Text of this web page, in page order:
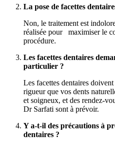
La pose de facettes
Non, le traitement est
réalisée pour maximiser le
procédure.
Les facettes dentaires
particulier ?
Les facettes dentaires
rigueur que vos dents
et soigneux, et des rendez-
Dr Sarfati sont à prévoir.
Y a-t-il des précautions à
dentaires ?